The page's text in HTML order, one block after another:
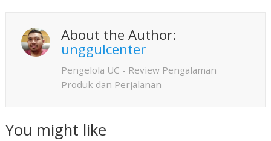
A
p
About the Author:
unggulcenter
Pengelola UC - Review Pengalaman
Produk dan Perjalanan
You might like